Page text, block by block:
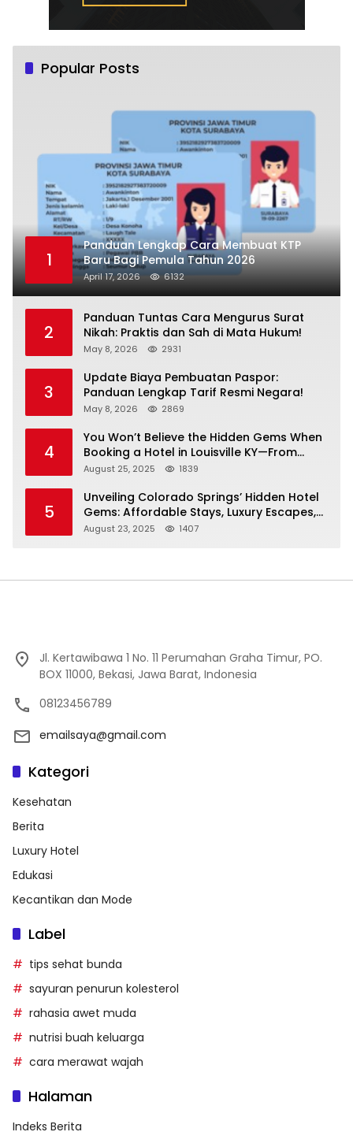
Popular Posts
1
Panduan Lengkap Cara Membuat KTP
Baru Bagi Pemula Tahun 2026
April 17, 2026 6132
2
Panduan Tuntas Cara Mengurus Surat
Nikah: Praktis dan Sah di Mata Hukum!
May 8, 2026 2931
3
Update Biaya Pembuatan Paspor:
Panduan Lengkap Tarif Resmi Negara!
May 8, 2026 2869
4
You Won’t Believe the Hidden Gems When
Booking a Hotel in Louisville KY—From
Cheap to Luxe!
August 25, 2025 1839
5
Unveiling Colorado Springs’ Hidden Hotel
Gems: Affordable Stays, Luxury Escapes,
and Everything In Between!
August 23, 2025 1407
Jl. Kertawibawa 1 No. 11 Perumahan Graha Timur, PO.
BOX 11000, Bekasi, Jawa Barat, Indonesia
08123456789
emailsaya@gmail.com
Kategori
Kesehatan
Berita
Luxury Hotel
Edukasi
Kecantikan dan Mode
Label
tips sehat bunda
sayuran penurun kolesterol
rahasia awet muda
nutrisi buah keluarga
cara merawat wajah
Halaman
Indeks Berita